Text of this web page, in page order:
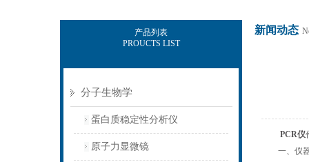
产品列表
PROUCTS LIST
分子生物学
蛋白质稳定性分析仪
原子力显微镜
新闻动态
PCR仪
一、仪器